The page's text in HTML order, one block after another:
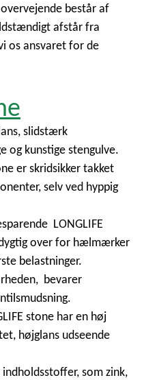
består af
afstår fra
os ansvaret for de
slidstærk
og kunstige stengulve.
er skridsikker takket
selv ved hyppig
LONGLIFE
over for hælmærker
belastninger.
bevarer
stone har en høj
højglans udseende
som zink,